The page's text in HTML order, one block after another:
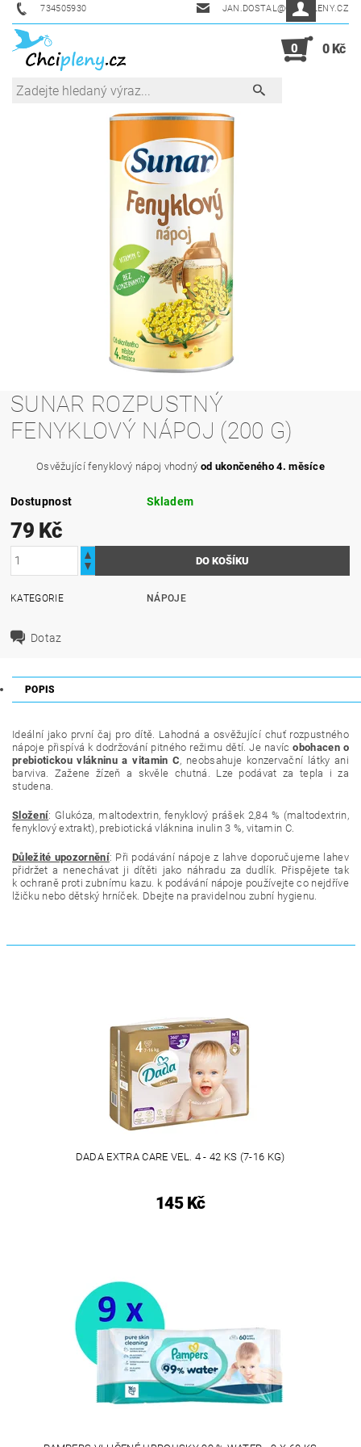
734505930 JAN.DOSTAL@CHCIPLENY.CZ
0 0 Kč
SUNAR ROZPUSTNÝ
FENYKLOVÝ NÁPOJ (200 G)
Osvěžující fenyklový nápoj vhodný od ukončeného 4. měsíce
Dostupnost Skladem
79 Kč
KATEGORIE NÁPOJE
Dotaz
POPIS
Ideální jako první čaj pro dítě. Lahodná a osvěžující chuť rozpustného
nápoje přispívá k dodržování pitného režimu dětí. Je navícobohacen o
prebiotickou vlákninu a vitamin C, neobsahuje konzervační látky ani
barviva. Zažene žízeň a skvěle chutná. Lze podávat za tepla i za
studena.
Složení: Glukóza, maltodextrin, fenyklový prášek 2,84 % (maltodextrin,
fenyklový extrakt), prebiotická vláknina inulin 3 %, vitamin C.
Důležité upozornění: Při podávání nápoje z lahve doporučujeme lahev
přidržet a nenechávat ji dítěti jako náhradu za dudlík. Přispějete tak
k ochraně proti zubnímu kazu. k podávání nápoje používejte co nejdříve
lžičku nebo dětský hrníček. Dbejte na pravidelnou zubní hygienu.
DADA EXTRA CARE VEL. 4 - 42 KS (7-16 KG)
145 Kč